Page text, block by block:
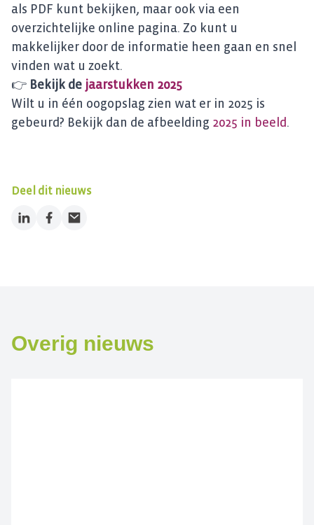
als PDF kunt bekijken, maar ook via een
overzichtelijke online pagina. Zo kunt u
makkelijker door de informatie heen gaan en snel
vinden wat u zoekt.
👉 Bekijk de jaarstukken 2025
Wilt u in één oogopslag zien wat er in 2025 is
gebeurd? Bekijk dan de afbeelding 2025 in beeld .
Deel dit nieuws
LinkedInFacebook
Email
Overig nieuws